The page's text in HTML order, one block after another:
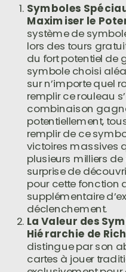
Symboles
Maximiser le
système de
lors des tours
du fort potentiel de
symbole choisi
sur n’importe quel
remplir ce rouleau
combinaison
potentiellement,
remplir de ce
victoires massives
plusieurs milliers
surprise de
pour cette fonction
supplémentaire
déclenchement.
La Valeur des
Hiérarchie de
distingue par son
cartes à jouer